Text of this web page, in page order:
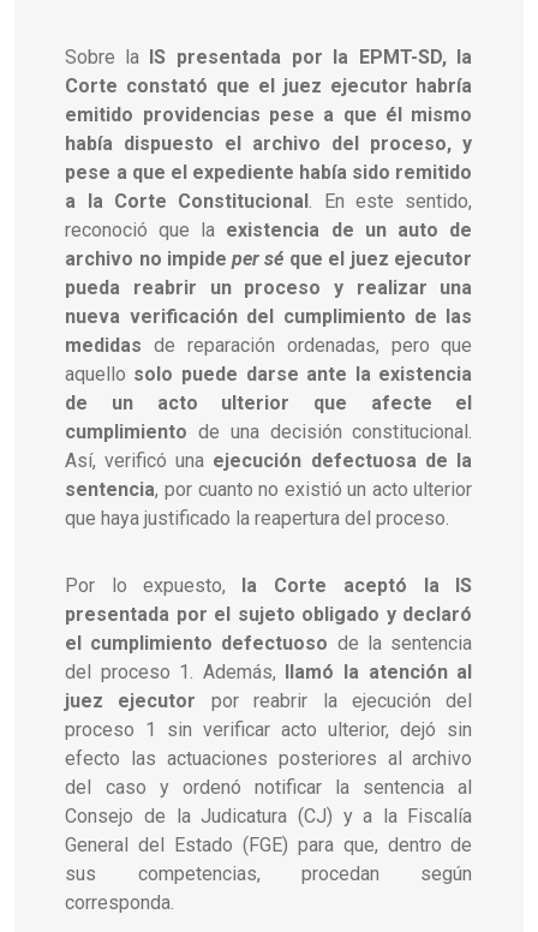
Sobre la IS presentada por la EPMT-SD, la
Corte constató que el juez ejecutor habría
emitido providencias pese a que él mismo
había dispuesto el archivo del proceso, y
pese a que el expediente había sido remitido
a la Corte Constitucional. En este sentido,
reconoció que la existencia de un auto de
archivo no impideper sé que el juez ejecutor
pueda reabrir un proceso y realizar una
nueva verificación del cumplimiento de las
medidas de reparación ordenadas, pero que
aquello solo puede darse ante la existencia
de un acto ulterior que afecte el
cumplimiento de una decisión constitucional.
Así, verificó una ejecución defectuosa de la
sentencia, por cuanto no existió un acto ulterior
que haya justificado la reapertura del proceso.
Por lo expuesto, la Corte aceptó la IS
presentada por el sujeto obligado y declaró
el cumplimiento defectuoso de la sentencia
del proceso 1. Además, llamó la atención al
juez ejecutor por reabrir la ejecución del
proceso 1 sin verificar acto ulterior, dejó sin
efecto las actuaciones posteriores al archivo
del caso y ordenó notificar la sentencia al
Consejo de la Judicatura (CJ) y a la Fiscalía
General del Estado (FGE) para que, dentro de
sus competencias, procedan según
corresponda.